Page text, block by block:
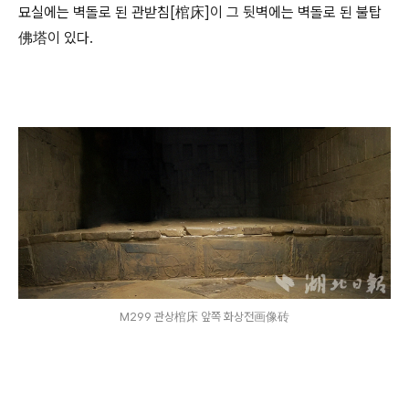
묘실에는 벽돌로 된 관받침[棺床]이 그 뒷벽에는 벽돌로 된 불탑
佛塔이 있다.
M299 관상棺床 앞쪽 화상전画像砖